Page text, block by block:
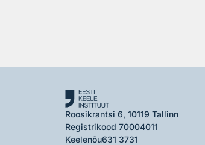
Roosikrantsi 6, 10119 Tallinn
Registrikood 70004011
Keelenõu631 3731